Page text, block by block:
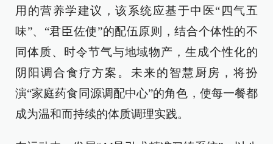
用的营养学建议，该系统应基于中医“四气五
味”、“君臣佐使”的配伍原则，结合个体性的不
同体质、时令节气与地域物产，生成个性化的
阴阳调合食疗方案。未来的智慧厨房，将扮
演“家庭药食同源调配中心”的角色，使每一餐都
成为温和而持续的体质调理实践。